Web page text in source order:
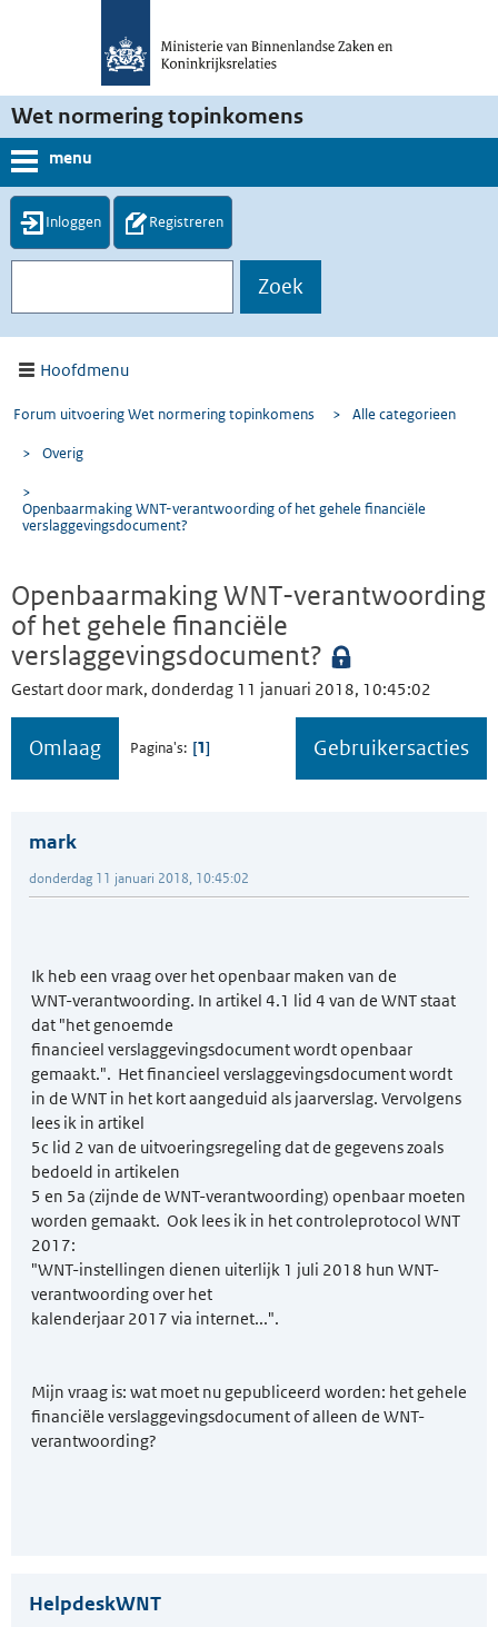
Wet normering topinkomens
menu
Inloggen Registreren
Hoofdmenu
Forum uitvoering Wet normering topinkomens > Alle categorieen
> Overig
>
Openbaarmaking WNT-verantwoording of het gehele financiële
verslaggevingsdocument?
Openbaarmaking WNT-verantwoording
of het gehele financiële
verslaggevingsdocument?
Gestart door mark, donderdag 11 januari 2018, 10:45:02
Omlaag Pagina's 1 Gebruikersacties
mark
donderdag 11 januari 2018, 10:45:02
Ik heb een vraag over het openbaar maken van de
WNT-verantwoording. In artikel 4.1 lid 4 van de WNT staat
dat "het genoemde
financieel verslaggevingsdocument wordt openbaar
gemaakt.". Het financieel verslaggevingsdocument wordt
in de WNT in het kort aangeduid als jaarverslag. Vervolgens
lees ik in artikel
5c lid 2 van de uitvoeringsregeling dat de gegevens zoals
bedoeld in artikelen
5 en 5a (zijnde de WNT-verantwoording) openbaar moeten
worden gemaakt. Ook lees ik in het controleprotocol WNT
2017:
"WNT-instellingen dienen uiterlijk 1 juli 2018 hun WNT-
verantwoording over het
kalenderjaar 2017 via internet...".
Mijn vraag is: wat moet nu gepubliceerd worden: het gehele
financiële verslaggevingsdocument of alleen de WNT-
verantwoording?
HelpdeskWNT